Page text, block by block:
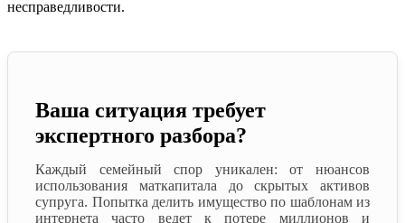
несправедливости.
Ваша ситуация требует
экспертного разбора?
Каждый семейный спор уникален: от нюансов
использования маткапитала до скрытых активов
супруга. Попытка делить имущество по шаблонам из
интернета часто ведет к потере миллионов и